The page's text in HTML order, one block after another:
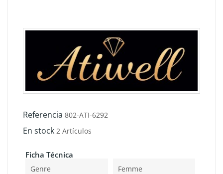
Referencia 802-ATI-6292
En stock 2 Artículos
Ficha Técnica
Genre Femme